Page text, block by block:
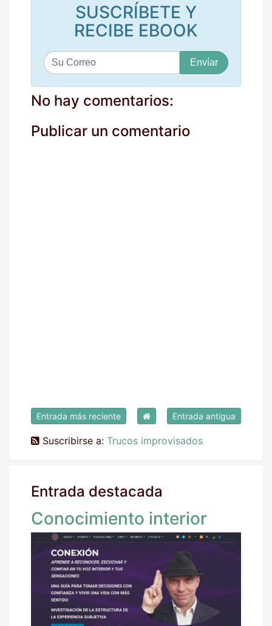
SUSCRÍBETE Y
RECIBE EBOOK
u
c
o
e
No hay comentarios:
Publicar un comentario
Entrada más reciente Entrada antigua
Suscribirse a: Trucos improvisados
Entrada destacada
Conocimiento interior